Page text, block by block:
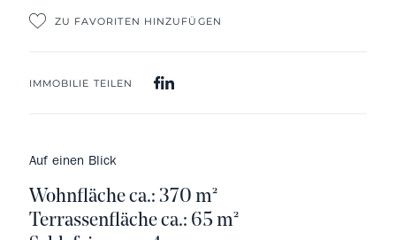
ZU FAVORITEN HINZUFÜGEN
IMMOBILIE TEILEN
Auf einen Blick
Wohnfläche ca.: 370 m²
Terrassenfläche ca.: 65 m²